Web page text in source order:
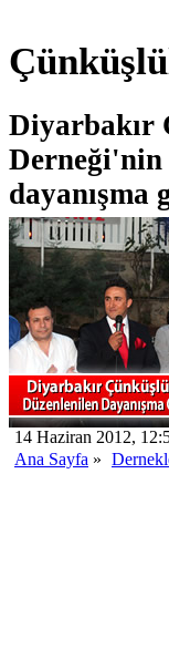
Diyarbakır
Derneği'nin
dayanışma
14 Haziran 2012,
Ana Sayfa »